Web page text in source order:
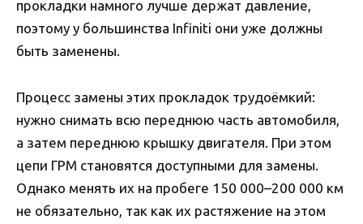
прокладки намного лучше держат давление,
поэтому у большинства Infiniti они уже должны
быть заменены.
Процесс замены этих прокладок трудоёмкий:
нужно снимать всю переднюю часть автомобиля,
а затем переднюю крышку двигателя. При этом
цепи ГРМ становятся доступными для замены.
Однако менять их на пробеге 150 000–200 000 км
не обязательно, так как их растяжение на этом